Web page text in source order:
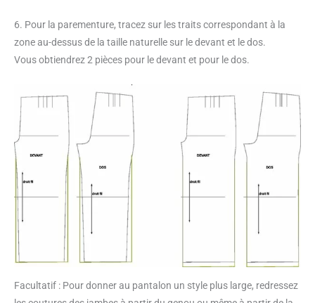
6. Pour la parementure, tracez sur les traits correspondant à la
zone au-dessus de la taille naturelle sur le devant et le dos.
Vous obtiendrez 2 pièces pour le devant et pour le dos.
Facultatif : Pour donner au pantalon un style plus large, redressez